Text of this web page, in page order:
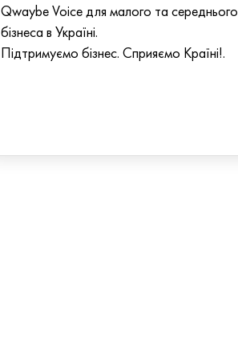
Qwaybe Voice для малого та середнього
бізнеса в Україні.
Підтримуємо бізнес. Сприяємо Країні!.